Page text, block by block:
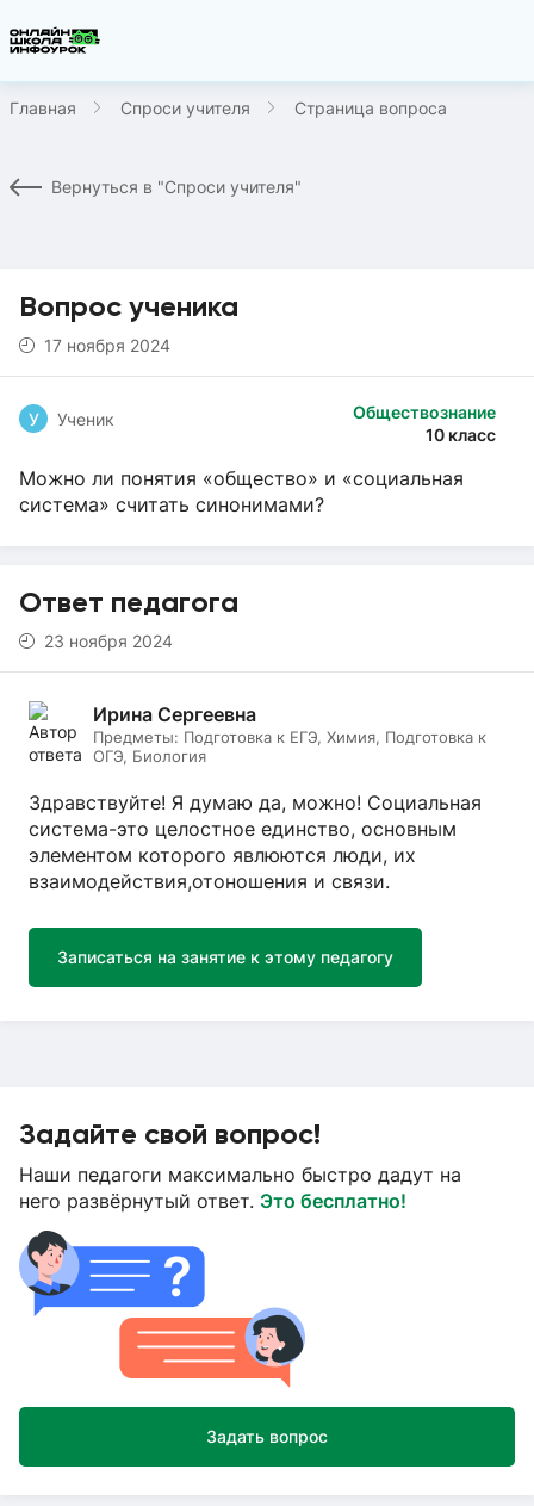
Главная Спроси учителя Страница вопроса
Вернуться в "Спроси учителя"
Вопрос ученика
17 ноября 2024
Обществознание
10 класс
У Ученик
Можно ли понятия «общество» и «социальная
система» считать синонимами?
Ответ педагога
23 ноября 2024
Ирина Сергеевна
Предметы: Подготовка к ЕГЭ, Химия, Подготовка к
ОГЭ, Биология
Здравствуйте! Я думаю да, можно! Социальная
система-это целостное единство, основным
элементом которого явлюются люди, их
взаимодействия,отоношения и связи.
Записаться на занятие к этому педагогу
Задайте свой вопрос!
Наши педагоги максимально быстро дадут на
него развёрнутый ответ. Это бесплатно!
Задать вопрос